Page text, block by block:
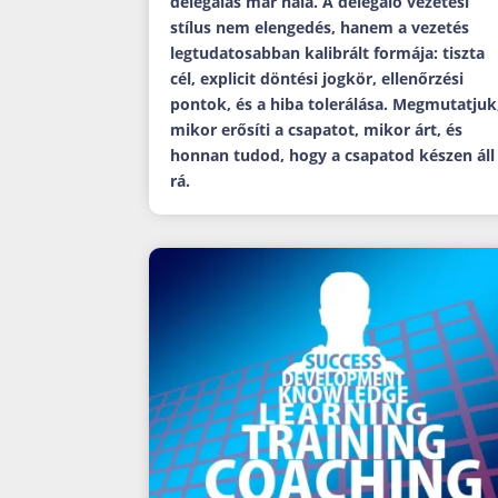
stílus nem elengedés, hanem a vezetés
legtudatosabban kalibrált formája: tiszta
cél, explicit döntési jogkör, ellenőrzési
pontok, és a hiba tolerálása.
mikor erősíti a csapatot, mikor árt, és
honnan tudod, hogy a csapatod készen áll
rá.